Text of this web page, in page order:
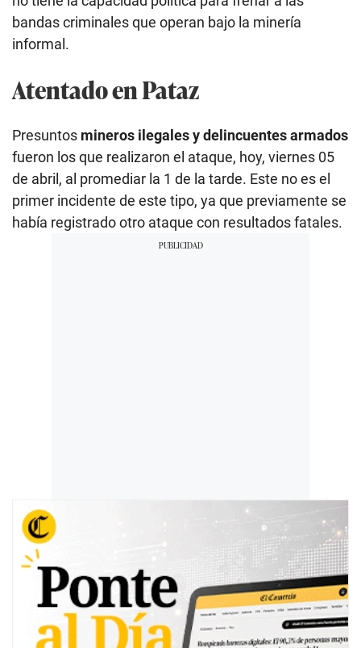
bandas criminales que operan bajo la minería
informal.
Atentado en Pataz
Presuntos mineros ilegales y delincuentes armados
fueron los que realizaron el ataque, hoy, viernes 05
de abril, al promediar la 1 de la tarde. Este no es el
primer incidente de este tipo, ya que previamente se
había registrado otro ataque con resultados fatales.